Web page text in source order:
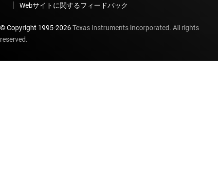
Webサイトに関するフィードバック
© Copyright 1995-2026Texas Instruments Incorporated. All rights
reserved.